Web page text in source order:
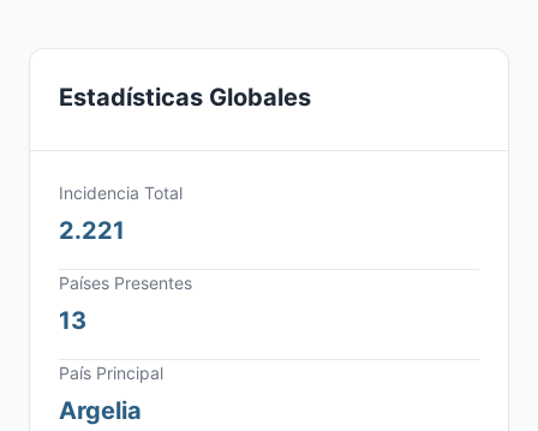
Estadísticas Globales
Incidencia Total
2.221
Países Presentes
13
País Principal
Argelia